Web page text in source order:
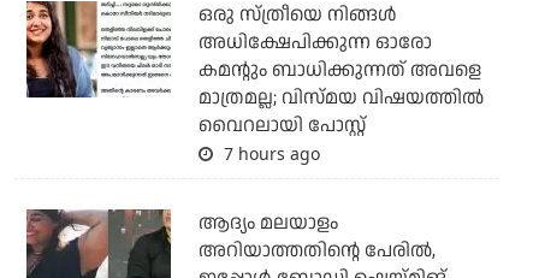
ഒരു സ്ത്രീയെ നിങ്ങള്‍
അധിക്ഷേപിക്കുന്ന ഓരോ
കമന്റും ബാധിക്കുന്നത് അവളെ
മാത്രമല്ല; വിസ്മയ വിഷയത്തില്‍
വൈറലായി പോസ്റ്റ്
7 hours ago
ആദ്യം മലയാളം
അറിയാത്തതിന്റെ പേരില്‍,